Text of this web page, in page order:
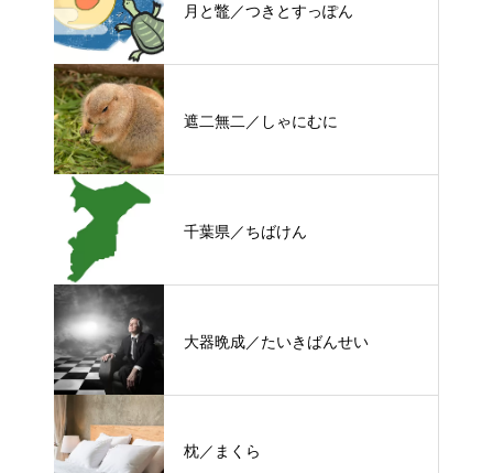
月と鼈／つきとすっぽん
遮二無二／しゃにむに
千葉県／ちばけん
大器晩成／たいきばんせい
枕／まくら